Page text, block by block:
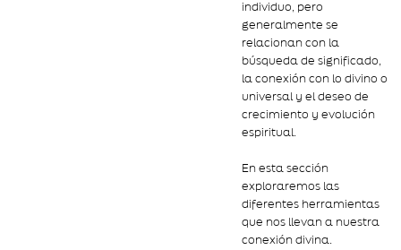
individuo, pero
generalmente se
relacionan con la
búsqueda de significado,
la conexión con lo divino o
universal y el deseo de
crecimiento y evolución
espiritual.
En esta sección
exploraremos las
diferentes herramientas
que nos llevan a nuestra
conexión divina.